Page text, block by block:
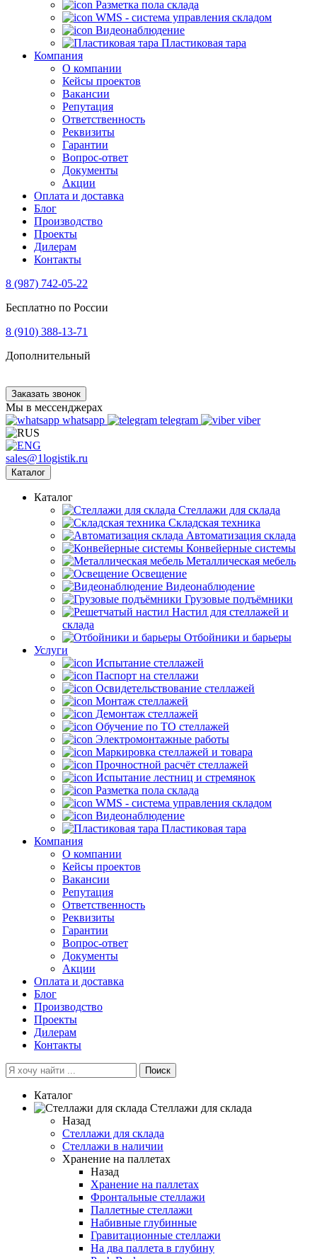
Разметка пола склада
WMS - система управления складом
Видеонаблюдение
Пластиковая тара
Компания
О компании
Кейсы проектов
Вакансии
Репутация
Ответственность
Реквизиты
Гарантии
Вопрос-ответ
Документы
Акции
Оплата и доставка
Блог
Производство
Проекты
Дилерам
Контакты
8 (987) 742-05-22
Бесплатно по России
8 (910) 388-13-71
Дополнительный
Заказать звонок
Мы в мессенджерах
whatsapp
telegram viber
sales@1logistik.ru
Каталог
Каталог
Cтеллажи для склада
Складская техника
Автоматизация склада
Конвейерные системы
Металлическая мебель
Освещение
Видеонаблюдение
Грузовые подъёмники
Настил для стеллажей и
склада
Отбойники и барьеры
Услуги
Испытание стеллажей
Паспорт на стеллажи
Освидетельствование стеллажей
Монтаж стеллажей
Демонтаж стеллажей
Обучение по ТО стеллажей
Электромонтажные работы
Маркировка стеллажей и товара
Прочностной расчёт стеллажей
Испытание лестниц и стремянок
Разметка пола склада
WMS - система управления складом
Видеонаблюдение
Пластиковая тара
Компания
О компании
Кейсы проектов
Вакансии
Репутация
Ответственность
Реквизиты
Гарантии
Вопрос-ответ
Документы
Акции
Оплата и доставка
Блог
Производство
Проекты
Дилерам
Контакты
Поиск
Каталог
Cтеллажи для склада
Назад
Cтеллажи для склада
Стеллажи в наличии
Хранение на паллетах
Назад
Хранение на паллетах
Фронтальные стеллажи
Паллетные стеллажи
Набивные глубинные
Гравитационные стеллажи
На два паллета в глубину